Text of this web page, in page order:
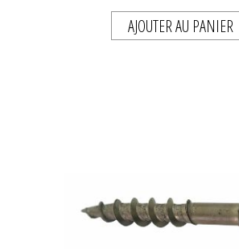
AJOUTER AU PANIER